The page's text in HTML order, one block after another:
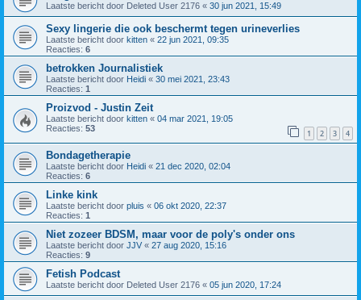
Laatste bericht door Deleted User 2176 « 30 jun 2021, 15:49
Sexy lingerie die ook beschermt tegen urineverlies
Laatste bericht door kitten « 22 jun 2021, 09:35
Reacties: 6
betrokken Journalistiek
Laatste bericht door Heidi « 30 mei 2021, 23:43
Reacties: 1
Proizvod - Justin Zeit
Laatste bericht door kitten « 04 mar 2021, 19:05
Reacties: 53 1 2 3 4
Bondagetherapie
Laatste bericht door Heidi « 21 dec 2020, 02:04
Reacties: 6
Linke kink
Laatste bericht door pluis « 06 okt 2020, 22:37
Reacties: 1
Niet zozeer BDSM, maar voor de poly's onder ons
Laatste bericht door JJV « 27 aug 2020, 15:16
Reacties: 9
Fetish Podcast
Laatste bericht door Deleted User 2176 « 05 jun 2020, 17:24